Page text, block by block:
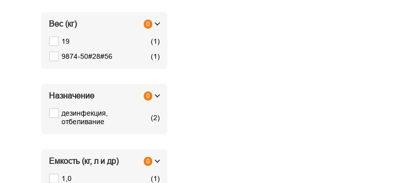
Вес (кг) 0
19 (1)
9874-50#28#56
(1)
Назначение 0
дезинфекция,
отбеливание
(2)
Емкость (кг, л и др) 0
1,0 (1)